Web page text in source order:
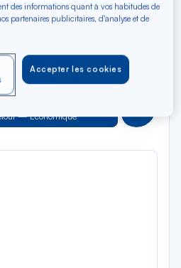
simple
Vider
AOÛ 2026
— Économique Suivant
des informations quant à vos habitudes de
partenaires publicitaires, d'analyse et de
Accepter les cookies